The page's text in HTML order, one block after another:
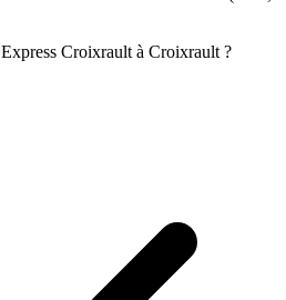
Croixrault à Croixrault ?